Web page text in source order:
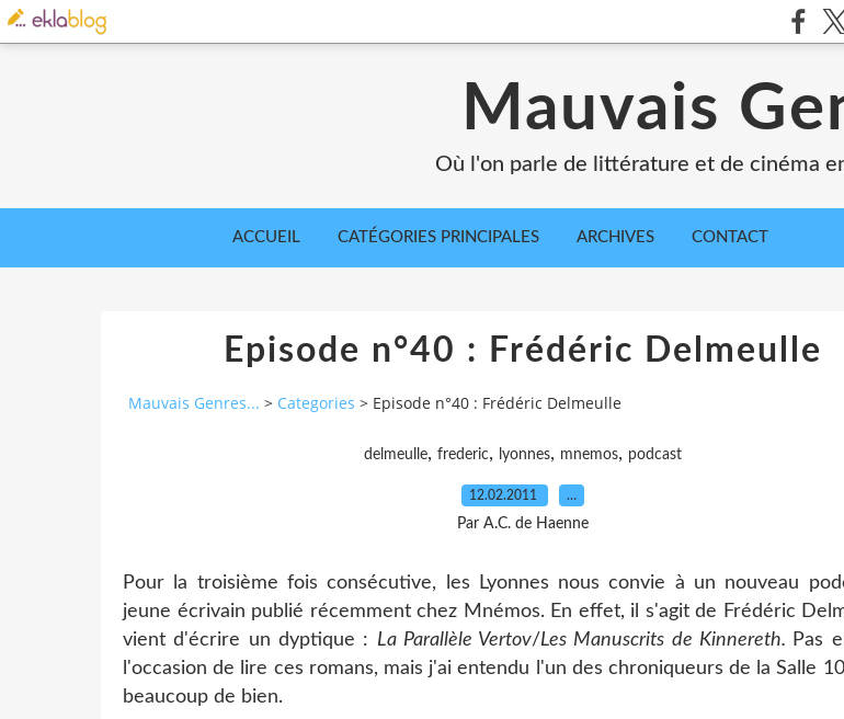
Mauvais
Où l'on parle de littérature et de cinéma
ACCUEIL CATÉGORIES PRINCIPALES ARCHIVES CONTACT
Episode n°40 : Frédéric Delmeulle
Mauvais Genres... > Categories > Episode n°40 : Frédéric Delmeulle
delmeulle, frederic, lyonnes, mnemos, podcast
12.02.2011 …
Par A.C. de Haenne
Pour la troisième fois consécutive, les Lyonnes nous convie à un nouveau
jeune écrivain publié récemment chez Mnémos. En effet, il s'agit de Frédéric
vient d'écrire un dyptique : La Parallèle Vertov/Les Manuscrits de Kinnereth. Pas
l'occasion de lire ces romans, mais j'ai entendu l'un des chroniqueurs de la Salle
beaucoup de bien.